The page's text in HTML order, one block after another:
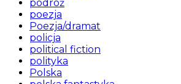
podróż
poezja
Poezja/dramat
policja
political fiction
polityka
Polska